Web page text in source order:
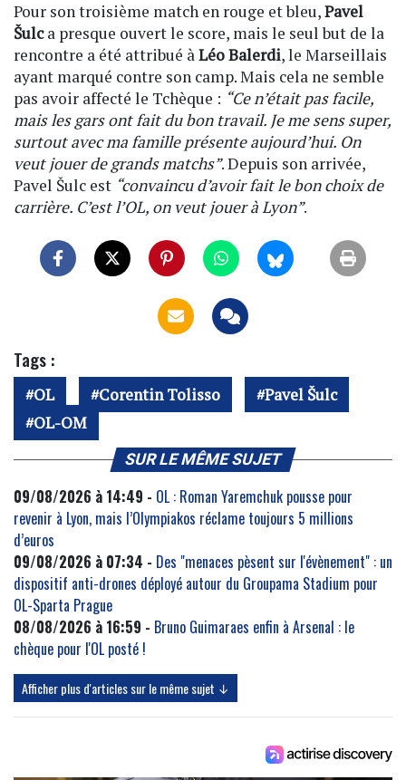
Pour son troisième match en rouge et bleu,Pavel
Šulca presque ouvert le score, mais le seul but de la
rencontre a été attribué àLéo Balerdi, le Marseillais
ayant marqué contre son camp. Mais cela ne semble
pas avoir affecté le Tchèque : “Ce n’était pas facile,
mais les gars ont fait du bon travail. Je me sens super,
surtout avec ma famille présente aujourd’hui. On
veut jouer de grands matchs”. Depuis son arrivée,
Pavel Šulc est “convaincu d’avoir fait le bon choix de
carrière. C’est l’OL, on veut jouer à Lyon”.
Tags :
OL Corentin Tolisso
Pavel Šulc
OL-OM
SUR LE MÊME SUJET
09/08/2026 à 14:49 - OL : Roman Yaremchuk pousse pour
revenir à Lyon, mais l’Olympiakos réclame toujours 5 millions
d’euros
09/08/2026 à 07:34 - Des "menaces pèsent sur l'évènement" : un
dispositif anti-drones déployé autour du Groupama Stadium pour
OL-Sparta Prague
08/08/2026 à 16:59 - Bruno Guimaraes enfin à Arsenal : le
chèque pour l'OL posté !
Afficher plus d'articles sur le même sujet ↓